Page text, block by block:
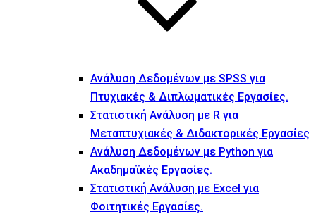
Ανάλυση Δεδομένων με SPSS για
Πτυχιακές & Διπλωματικές Εργασίες.
Στατιστική Ανάλυση με R για
Μεταπτυχιακές & Διδακτορικές Εργασίες
Ανάλυση Δεδομένων με Python για
Ακαδημαϊκές Εργασίες.
Στατιστική Ανάλυση με Excel για
Φοιτητικές Εργασίες.